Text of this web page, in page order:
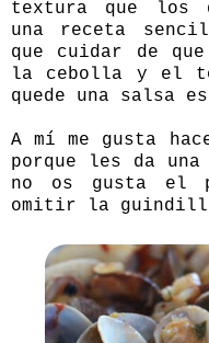
textura que los
una receta
que cuidar de
la cebolla y el
quede una salsa
A mí me gusta
porque les da
no os gusta el
omitir la